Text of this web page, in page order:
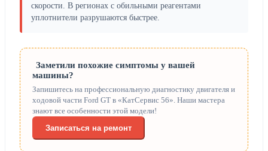
скорости. В регионах с обильными реагентами
уплотнители разрушаются быстрее.
Заметили похожие симптомы у вашей
машины?
Запишитесь на профессиональную диагностику двигателя и
ходовой части Ford GT в «КатСервис 56». Наши мастера
знают все особенности этой модели!
Записаться на ремонт